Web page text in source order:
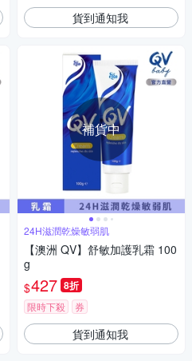
貨到通知我
補貨中
24H滋潤乾燥敏弱肌
【澳洲 QV】舒敏加護乳霜 100
g
$427 8折
限時下殺 券
貨到通知我